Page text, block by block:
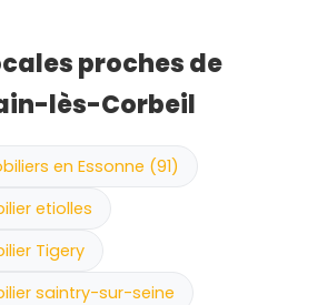
proches de
lès-Corbeil
en Essonne (91)
etiolles
Tigery
saintry-sur-seine